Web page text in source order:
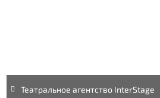
Театральное агентство InterStage